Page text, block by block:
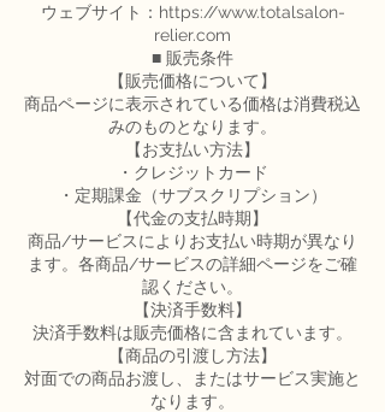
ウェブサイト：https://www.totalsalon-
relier.com
■ 販売条件
【販売価格について】
商品ページに表示されている価格は消費税込
みのものとなります。
【お支払い方法】
・クレジットカード
・定期課金（サブスクリプション）
【代金の支払時期】
商品/サービスによりお支払い時期が異なり
ます。各商品/サービスの詳細ページをご確
認ください。
【決済手数料】
決済手数料は販売価格に含まれています。
【商品の引渡し方法】
対面での商品お渡し、またはサービス実施と
なります。